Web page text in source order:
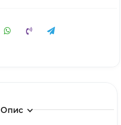
Опис